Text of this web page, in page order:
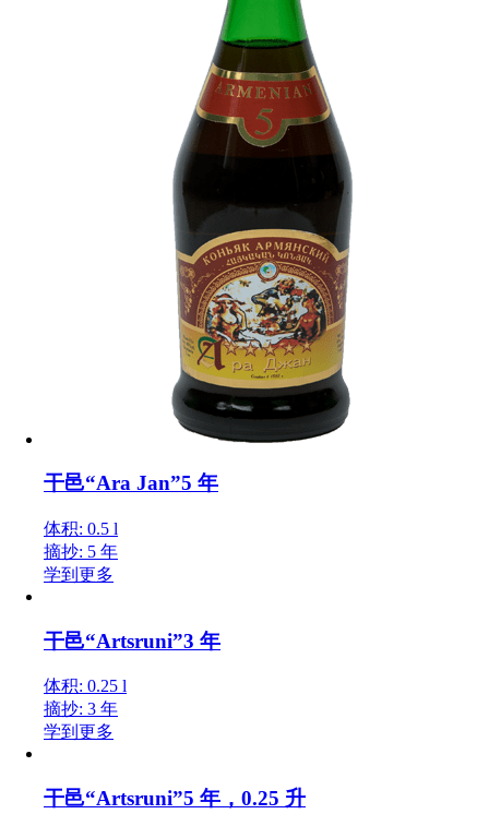
干邑“Ara Jan”5 年
体积: 0.5 l
摘抄: 5 年
学到更多
干邑“Artsruni”3 年
体积: 0.25 l
摘抄: 3 年
学到更多
干邑“Artsruni”5 年，0.25 升